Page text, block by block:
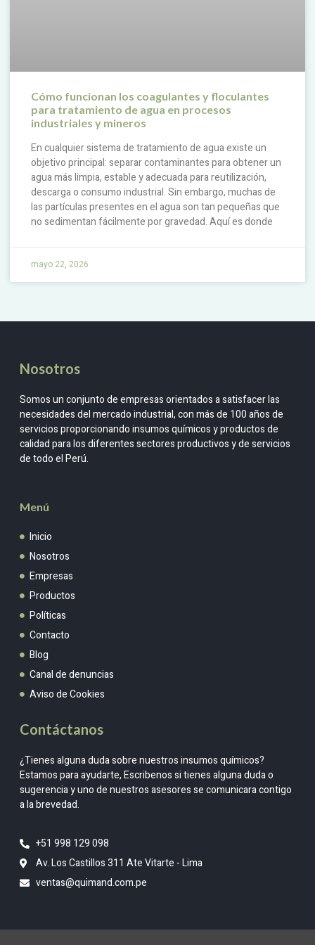
Cómo funcionan los coagulantes y floculantes
para tratamiento de agua en procesos
industriales y mineros
En cualquier sistema de tratamiento de agua existe un
objetivo principal: separar contaminantes para obtener un
agua más limpia, estable y adecuada para reutilización,
descarga o consumo industrial. Sin embargo, muchas de
las partículas presentes en el agua son tan pequeñas que
no sedimentan fácilmente por gravedad. Aquí es donde
mayo 22, 2026
Nosotros
Somos un conjunto de empresas orientados a satisfacer las
necesidades del mercado industrial, con más de 100 años de
servicios proporcionando insumos químicos y productos de
calidad para los diferentes sectores productivos y de servicios
de todo el Perú.
Menú
Inicio
Nosotros
Empresas
Productos
Políticas
Contacto
Blog
Canal de denuncias
Aviso de Cookies
Contáctanos
¿Tienes alguna duda sobre nuestros insumos químicos?
Estamos para ayudarte, Escribenos si tienes alguna duda o
sugerencia y uno de nuestros asesores se comunicara contigo
a la brevedad.
+51 998 129 098
Av. Los Castillos 311 Ate Vitarte - Lima
ventas@quimand.com.pe